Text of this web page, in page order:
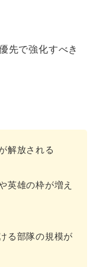
先で強化すべき
解放される
英雄の枠が増え
る部隊の規模が